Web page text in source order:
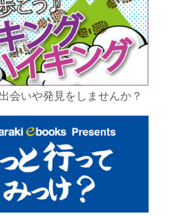
会いや発見をしませんか？